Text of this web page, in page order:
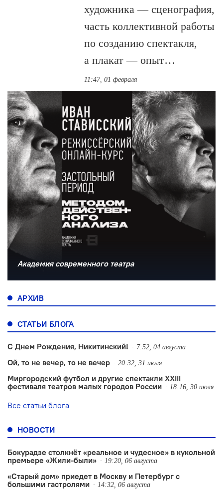
художника — сценография,
часть коллективной работы
по созданию спектакля,
а плакат — опыт…
11:47, 01 февраля
Академия современного театра
АРХИВ
СТАТЬИ БЛОГА
С Днем Рождения, Никитинский! 7:52, 04 августа
Ой, то не вечер, то не вечер 20:32, 31 июля
Миргородский футбол и другие спектакли XXIII
фестиваля театров малых городов России
18:16, 30 июля
Все статьи блога
НОВОСТИ
Бокурадзе столкнëт «реальное и чудесное» в кукольной
премьере «Жили-были»
19:20, 06 августа
«Старый дом» приедет в Москву и Петербург с
большими гастролями
14:32, 06 августа